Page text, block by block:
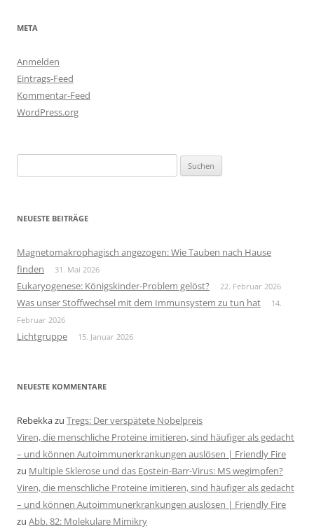
META
Anmelden
Eintrags-Feed
Kommentar-Feed
WordPress.org
nach:
NEUESTE BEITRÄGE
Magnetomakrophagisch angezogen: Wie Tauben nach Hause
finden
31. Mai 2026
Eukaryogenese: Königskinder-Problem gelöst? 22. Februar 2026
Was unser Stoffwechsel mit dem Immunsystem zu tun hat
14.
Februar 2026
Lichtgruppe 15. Januar 2026
NEUESTE KOMMENTARE
Rebekkazu Tregs: Der verspätete Nobelpreis
Viren, die menschliche Proteine imitieren, sind häufiger als gedacht
– und können Autoimmunerkrankungen auslösen | Friendly Fire
zu Multiple Sklerose und das Epstein-Barr-Virus: MS wegimpfen?
Viren, die menschliche Proteine imitieren, sind häufiger als gedacht
– und können Autoimmunerkrankungen auslösen | Friendly Fire
zu Abb. 82: Molekulare Mimikry